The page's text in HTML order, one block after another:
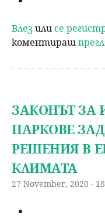
Влезили се
коментираш
ЗАКОНЪТ ЗА
ПАРКОВЕ
РЕШЕНИЯ В
КЛИМАТА
27 November, 2020 -